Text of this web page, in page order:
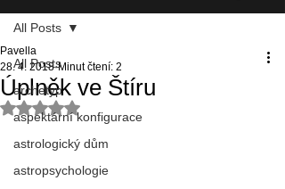
All Posts
archetyp
aspektární konfigurace
astrologický dům
astropsychologie
All Posts
Úplněk ve Štíru
Pavella
28. 4. 2018 Minut čtení: 2
Hodnoceno NaN z 5 hvězdiček.